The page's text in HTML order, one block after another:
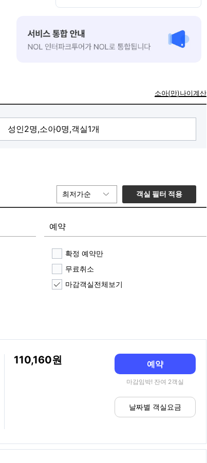
소아(만)나이계산
최저가순 객실 필터 적용
예약
확정 예약만
무료취소
마감객실전체보기
110,160 예약
마감임박! 잔여 2객실
날짜별 객실요금